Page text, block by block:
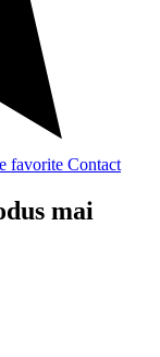
favorite Contact
mai